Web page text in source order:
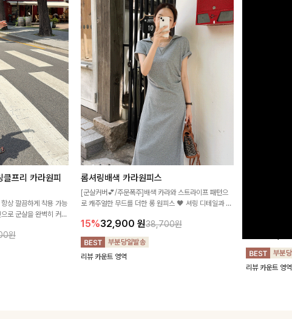
프리 카라원피
상 깔끔하게 착용 가능
로 군살을 완벽히 커버
원
롬셔링배색 카라원피스
[군살커버💕/주문폭주]배색 카라와 스트라이프 패턴으
로 캐주얼한 무드를 더한 롱 원피스 🖤 셔링 디테일과 쫀
15%32,900 원38,700원
리뷰 카운트 영역
리뷰 카운트 영역